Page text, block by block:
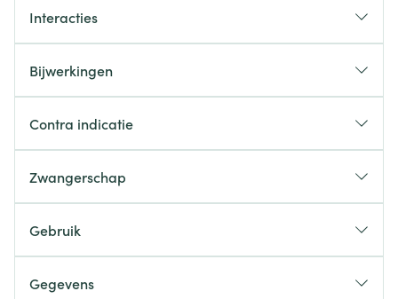
cellulose, calciumwaterstoffosfaatdihydraat,
Interacties
Bijwerkingen
Contra indicatie
Zwangerschap
Gebruik
Hoe neemt u dit middel in?
Gegevens